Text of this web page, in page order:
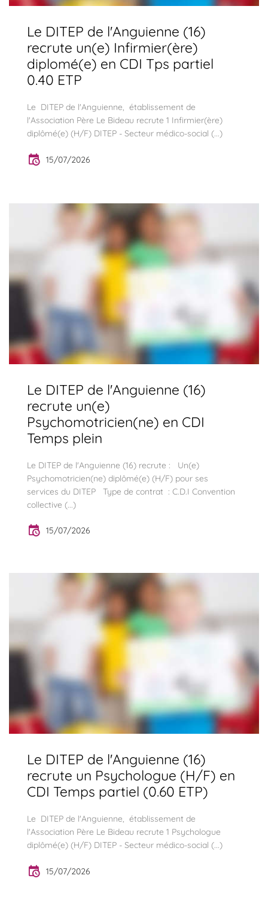
Le DITEP de l'Anguienne (16)
recrute un(e) Infirmier(ère)
diplomé(e) en CDI Tps partiel
0.40 ETP
Le DITEP de l'Anguienne, établissement de
l'Association Père Le Bideau recrute 1 Infirmier(ère)
diplômé(e) (H/F) DITEP - Secteur médico-social (...)
15/07/2026
Le DITEP de l'Anguienne (16)
recrute un(e)
Psychomotricien(ne) en CDI
Temps plein
Le DITEP de l'Anguienne (16) recrute : Un(e)
Psychomotricien(ne) diplômé(e) (H/F) pour ses
services du DITEP Type de contrat : C.D.I Convention
collective (...)
15/07/2026
Le DITEP de l'Anguienne (16)
recrute un Psychologue (H/F) en
CDI Temps partiel (0.60 ETP)
Le DITEP de l'Anguienne, établissement de
l'Association Père Le Bideau recrute 1 Psychologue
diplômé(e) (H/F) DITEP - Secteur médico-social (...)
15/07/2026